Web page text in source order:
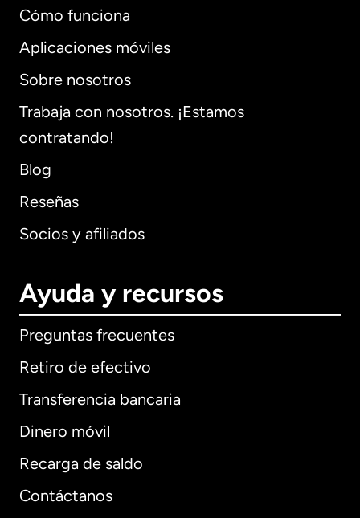
Cómo funciona
Aplicaciones móviles
Sobre nosotros
Trabaja con nosotros. ¡Estamos
contratando!
Blog
Reseñas
Socios y afiliados
Ayuda y recursos
Preguntas frecuentes
Retiro de efectivo
Transferencia bancaria
Dinero móvil
Recarga de saldo
Contáctanos